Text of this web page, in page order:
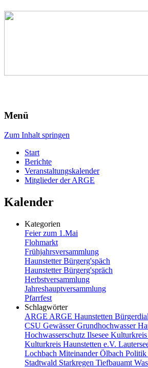
Menü
Zum Inhalt springen
Start
Berichte
Veranstaltungskalender
Mitglieder der ARGE
Kalender
Kategorien
Feier zum 1.Mai
Flohmarkt
Frühjahrsversammlung
Haunstetter Bürgerg'späch
Haunstetter Bürgerg'spräch
Herbstversammlung
Jahreshauptversammlung
Pfarrfest
Schlagwörter
ARGE ARGE Haunstetten
CSU GewässerGrundhochwasser
Hochwasserschutz Ilsesee Kulturkreis
Kulturkreis Haunstetten e.V.
Lochbach MiteinanderÖlbach Politik
Stadtwald Starkregen Tiefbauamt